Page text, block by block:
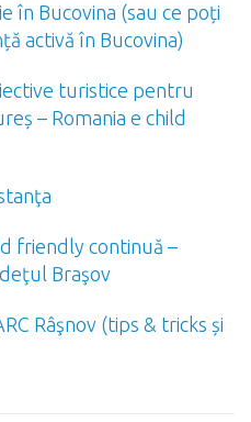
în Bucovina (sau ce poți
activă în Bucovina)
turistice pentru
– Romania e child
friendly continuă –
Braşov
Râşnov (tips & tricks și